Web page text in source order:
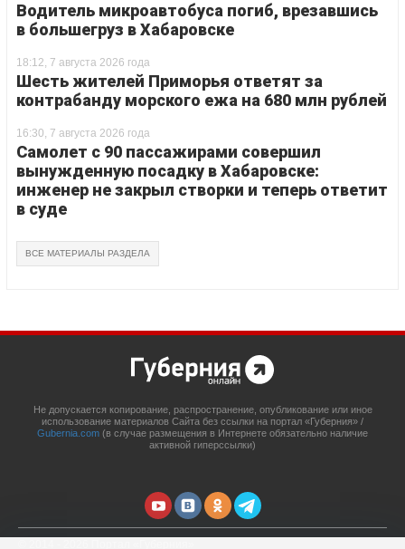
Водитель микроавтобуса погиб, врезавшись
в большегруз в Хабаровске
18:12, 7 августа 2026 года
Шесть жителей Приморья ответят за
контрабанду морского ежа на 680 млн рублей
16:30, 7 августа 2026 года
Самолет с 90 пассажирами совершил
вынужденную посадку в Хабаровске:
инженер не закрыл створки и теперь ответит
в суде
ВСЕ МАТЕРИАЛЫ РАЗДЕЛА
Не допускается копирование, распространение, опубликование или иное
использование материалов Сайта без ссылки на портал «Губерния» /
Gubernia.com (в случае размещения в Интернете обязательно наличие
активной гиперссылки)